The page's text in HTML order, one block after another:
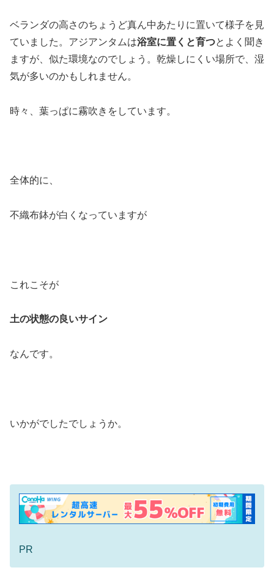
ベランダの高さのちょうど真ん中あたりに置いて様子を見
ていました。アジアンタムは浴室に置くと育つとよく聞き
ますが、似た環境なのでしょう。乾燥しにくい場所で、湿
気が多いのかもしれません。
時々、葉っぱに霧吹きをしています。
全体的に、
不織布鉢が白くなっていますが
これこそが
土の状態の良いサイン
なんです。
いかがでしたでしょうか。
PR